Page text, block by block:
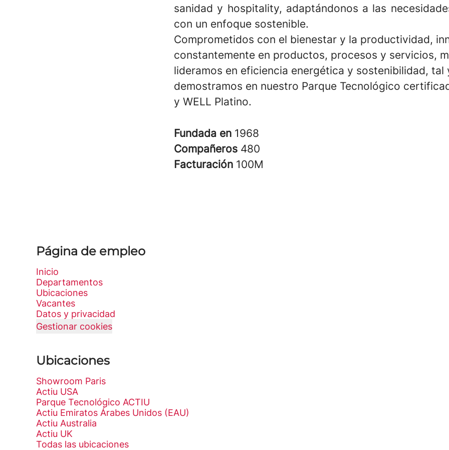
sanidad y hospitality, adaptándonos a las
con un enfoque sostenible.
Comprometidos con el bienestar y la productividad,
constantemente en productos, procesos y servicios,
lideramos en eficiencia energética y sostenibilidad, tal
demostramos en nuestro Parque Tecnológico
y WELL Platino.
Fundada en 1968
Compañeros 480
Facturación 100M
Página de empleo
Inicio
Departamentos
Ubicaciones
Vacantes
Datos y privacidad
Gestionar cookies
Ubicaciones
Showroom Paris
Actiu USA
Parque Tecnológico ACTIU
Actiu Emiratos Árabes Unidos (EAU)
Actiu Australia
Actiu UK
Todas las ubicaciones